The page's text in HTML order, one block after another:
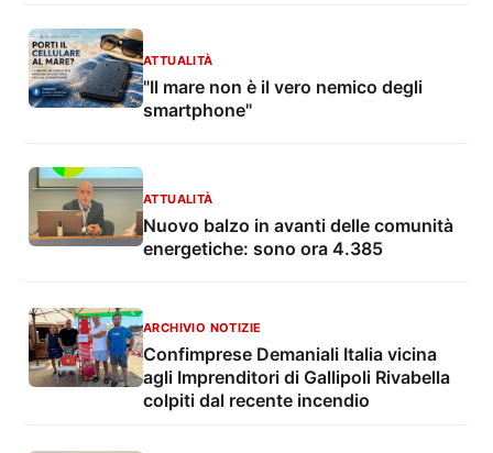
ATTUALITÀ
"Il mare non è il vero nemico degli
smartphone"
ATTUALITÀ
Nuovo balzo in avanti delle comunità
energetiche: sono ora 4.385
ARCHIVIO NOTIZIE
Confimprese Demaniali Italia vicina
agli Imprenditori di Gallipoli Rivabella
colpiti dal recente incendio